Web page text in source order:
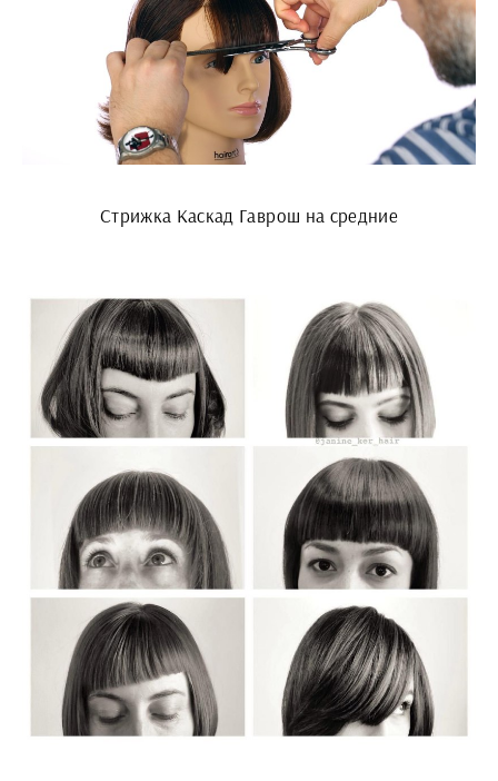
Стрижка Каскад Гаврош на средние